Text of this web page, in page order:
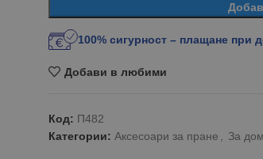
100% сигурност – плащане при
Добави в любими
Код: П482
Категории: Аксесоари за пране За